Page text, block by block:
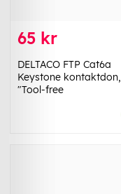
65 kr
DELTACO FTP Cat6a
Keystone kontaktdon,
"Tool-free